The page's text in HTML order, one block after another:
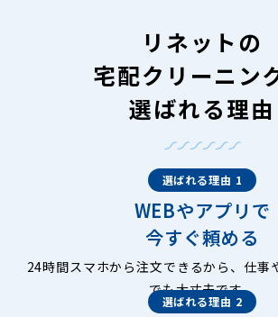
リネットの
宅配クリーニン
選ばれる理由
選ばれる理由 1
WEBやアプリで
今すぐ頼める
24時間スマホから注文できるから、仕事
でも大丈夫です。
選ばれる理由 2